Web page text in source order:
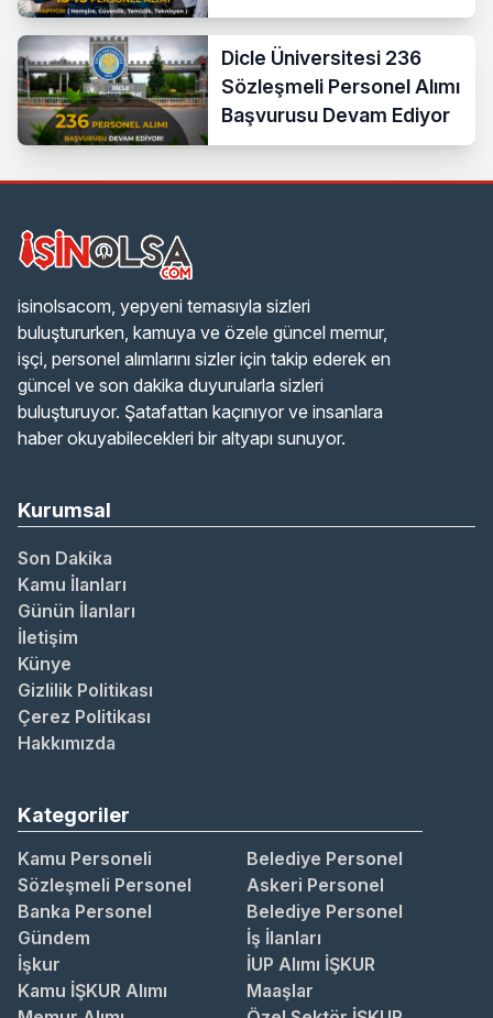
Güvenlik, Temizlik,
Teknisyen
Dicle Üniversitesi 236
Sözleşmeli Personel Alımı
Başvurusu Devam Ediyor
isinolsacom, yepyeni temasıyla sizleri
buluştururken, kamuya ve özele güncel memur,
işçi, personel alımlarını sizler için takip ederek en
güncel ve son dakika duyurularla sizleri
buluşturuyor. Şatafattan kaçınıyor ve insanlara
haber okuyabilecekleri bir altyapı sunuyor.
Kurumsal
Son Dakika
Kamu İlanları
Günün İlanları
İletişim
Künye
Gizlilik Politikası
Çerez Politikası
Hakkımızda
Kategoriler
Kamu Personeli
Belediye Personel
Sözleşmeli Personel
Askeri Personel
Banka Personel
Belediye Personel
Gündem
İş İlanları
İşkur
İUP Alımı İŞKUR
Kamu İŞKUR Alımı
Maaşlar